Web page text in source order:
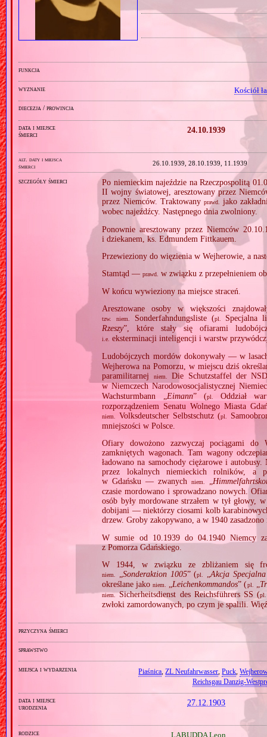
funkcja
wyznanie Kościół
diecezja / prowincja
data i miejsce
śmierci
24.10.1939
alt. daty i miejsca
śmierci
26.10.1939, 28.10.1939, 11.1939
szczegóły śmierci
Po niemieckim najeździe na Rzeczpospolitą
II wojny światowej, aresztowany przez
przez Niemców. Traktowany prawd. jako
wobec najeźdźcy. Następnego dnia zwolniony.
Ponownie aresztowany przez Niemców
i dziekanem, ks. Edmundem Fittkauem.
Przewieziony do więzienia w Wejherowie, a
Stamtąd —prawd. w związku z przepełnieniem
W końcu wywieziony na miejsce straceń.
Aresztowane osoby w większości
tzw. niem. Sonderfahndungsliste (pl.
Specjalna
Rzeszy”, które stały się ofiarami
i.e. eksterminacji inteligencji i warstw
Ludobójczych mordów dokonywały — w
Wejherowa na Pomorzu, w miejscu dziś
paramilitarnej
niem.
Die Schutzstaffel der
w Niemczech Narodowosocjalistycznej
Wachsturmbann „Eimann” (pl.
Oddział
rozporządzeniem Senatu Wolnego Miasta
niem. Volksdeutscher Selbstschutz (pl.
mniejszości w Polsce.
Ofiary dowożono zazwyczaj pociągami do
zamkniętych wagonach. Tam wagony
ładowano na samochody ciężarowe i
przez lokalnych niemieckich rolników, a
w Gdańsku — zwanych
niem. „
czasie mordowano i sprowadzano nowych.
osób były mordowane strzałem w tył
dobijani — niektórzy ciosami kolb
drzew. Groby zakopywano, a w 1940
W sumie od 10.1939 do 04.1940 Niemcy
z Pomorza Gdańskiego.
W 1944, w związku ze zbliżaniem się
niem. „Sonderaktion 1005” (pl.
Akcja
określane jakoniem. Leichenkommandos” (pl.
niem. Sicherheitsdienst des Reichsführers SS (pl.
zwłoki zamordowanych, po czym je spalili.
przyczyna śmierci
sprawstwo
miejsca i wydarzenia Piaśnica,ZL Neufahrwasser,Puck,
Reichsgau
data i miejsce
urodzenia
27.12.1903
rodzice LABUDDA Leon